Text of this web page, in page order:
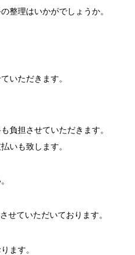
整理はいかがでしょうか。
いただきます。
負担させていただきます。
いも致します。
せていただいております。
ます。